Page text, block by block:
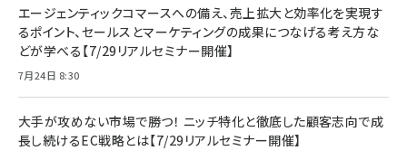
エージェンティックコマースへの備え、売上拡大と効率化を実現す
るポイント、セールスとマーケティングの成果につなげる考え方な
どが学べる【7/29リアルセミナー開催】
7月24日 8:30
大手が攻めない市場で勝つ！ ニッチ特化と徹底した顧客志向で成
長し続けるEC戦略とは【7/29リアルセミナー開催】